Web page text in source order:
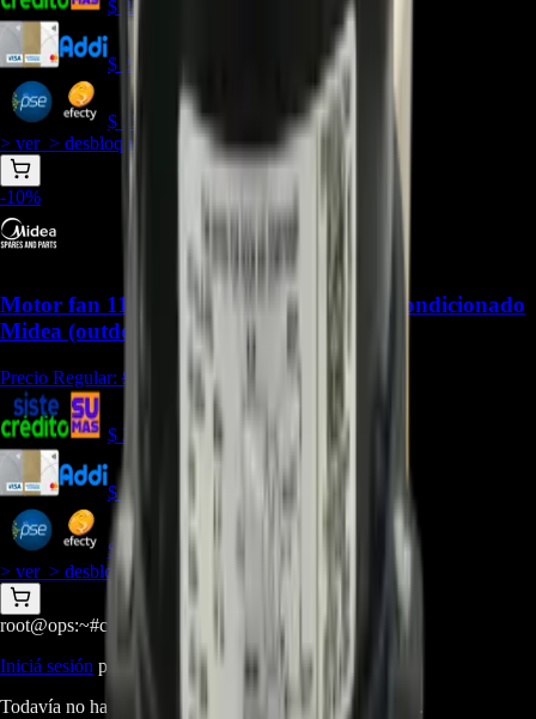
$ 287.385
$ 263.436
$ 251.462
> ver_ > desbloquear oferta_
-10%
Motor fan 11002012005429 para Aire Acondicionado
Midea (outdoor) - REP-1609
Precio Regular: $
$ 303.807
$278.490
$
> ver_ > desbloquear oferta_
root@ops:~#cat PREGUNTAS
Iniciá sesión para hacer una pregunta.
Todavía no hay preguntas respondidas. Hacé la primera.